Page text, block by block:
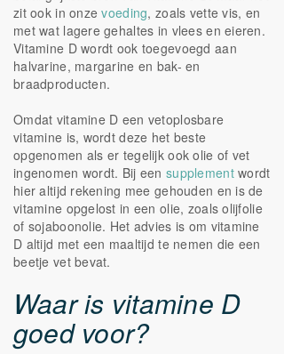
zit ook in onzevoeding, zoals vette vis, en
met wat lagere gehaltes in vlees en eieren.
Vitamine D wordt ook toegevoegd aan
halvarine, margarine en bak- en
braadproducten.
Omdat vitamine D een vetoplosbare
vitamine is, wordt deze het beste
opgenomen als er tegelijk ook olie of vet
ingenomen wordt. Bij een supplementwordt
hier altijd rekening mee gehouden en is de
vitamine opgelost in een olie, zoals olijfolie
of sojaboonolie. Het advies is om vitamine
D altijd met een maaltijd te nemen die een
beetje vet bevat.
Waar is vitamine D
goed voor?